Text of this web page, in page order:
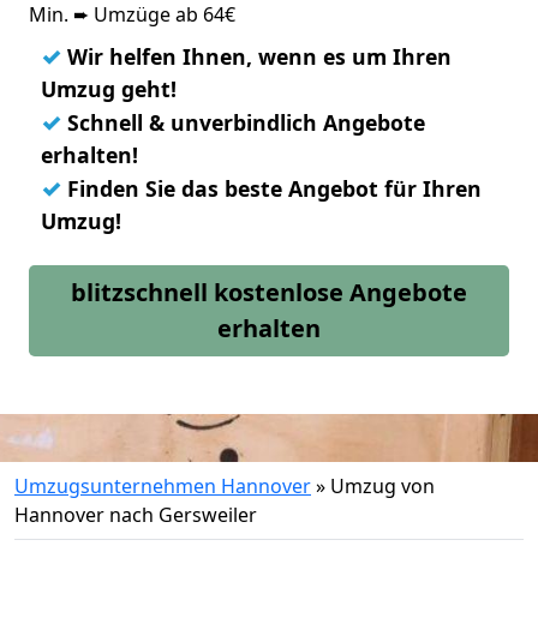
Min. ➨ Umzüge ab 64€
✓ Wir helfen Ihnen, wenn es um Ihren
Umzug geht!
✓ Schnell & unverbindlich Angebote
erhalten!
✓ Finden Sie das beste Angebot für Ihren
Umzug!
blitzschnell kostenlose Angebote
erhalten
Umzugsunternehmen Hannover» Umzug von
Hannover nach Gersweiler